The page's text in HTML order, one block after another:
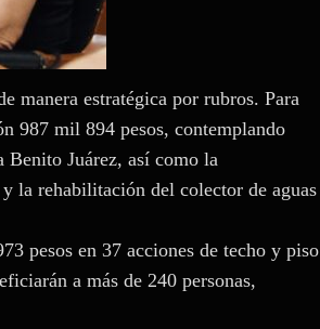
manera estratégica por rubros. Para
987 mil 894 pesos, contemplando
Benito Juárez, así como la
la rehabilitación del colector de aguas
pesos en 37 acciones de techo y piso
a más de 240 personas,